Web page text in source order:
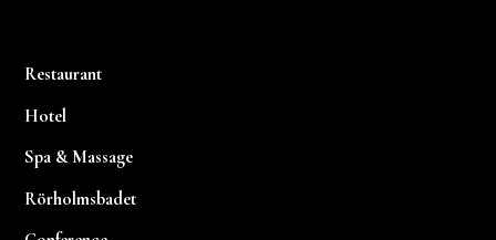
Restaurant
Hotel
Spa & Massage
Rörholmsbadet